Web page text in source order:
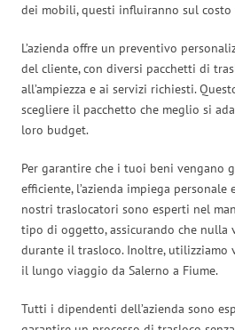
dei mobili, questi influiranno sul costo
L’azienda offre un preventivo
del cliente, con diversi pacchetti di
all’ampiezza e ai servizi richiesti.
scegliere il pacchetto che meglio si
loro budget.
Per garantire che i tuoi beni vengano
efficiente, l’azienda impiega personale
nostri traslocatori sono esperti nel
tipo di oggetto, assicurando che nulla
durante il trasloco. Inoltre, utilizziamo
il lungo viaggio da Salerno a Fiume.
Tutti i dipendenti dell’azienda sono